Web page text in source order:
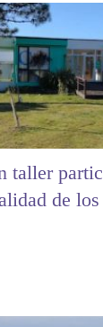
taller
de